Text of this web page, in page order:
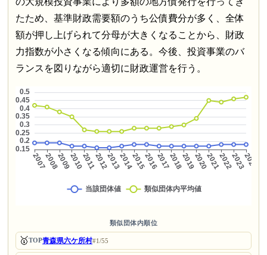
たため、基準財政需要額のうち公債費分が多く、全体
額が押し上げられて分母が大きくなることから、財政
力指数が小さくなる傾向にある。今後、投資事業のバ
ランスを図りながら適切に財政運営を行う。
類似団体内順位
🥇TOP青森県六ケ所村#1/55